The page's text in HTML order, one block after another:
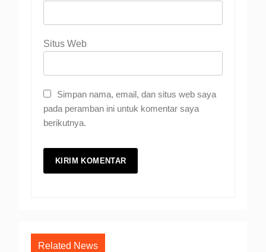
Situs Web
Simpan nama, email, dan situs web saya
pada peramban ini untuk komentar saya
berikutnya.
Related News